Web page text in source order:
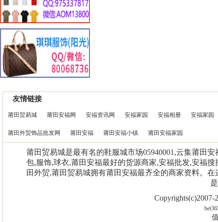
友情链接
莆田贸易城 莆田安福网 安福资讯网 安福家园 安福相册 安福家园
莆田外贸饰品批发网 莆田安福 莆田安福小镇 莆田安福家园
莆田贸易城是最有名的鞋服城市场05940001,云集莆田
包,服饰,球衣,莆田安福最好的货源商家,安福批发,安福
田外贸,莆田贸易城拥有莆田安福最齐全的商家资料。